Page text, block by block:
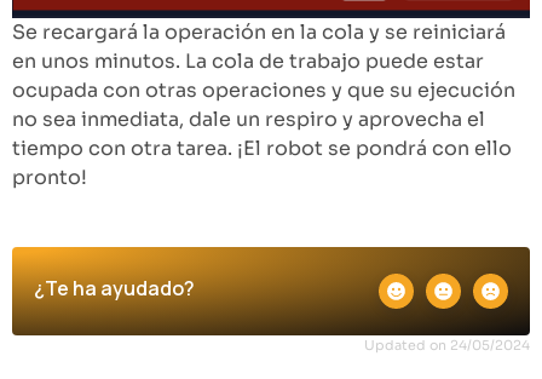
Se recargará la operación en la cola y se reiniciará
en unos minutos. La cola de trabajo puede estar
ocupada con otras operaciones y que su ejecución
no sea inmediata, dale un respiro y aprovecha el
tiempo con otra tarea. ¡El robot se pondrá con ello
pronto!
¿Te ha ayudado?
Updated on 24/05/2024